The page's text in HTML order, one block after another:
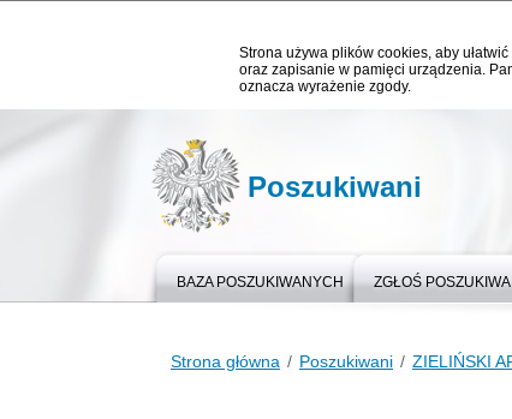
Strona używa plików cookies, aby
oraz zapisanie w pamięci urządzenia.
oznacza wyrażenie zgody.
Poszukiwani
BAZA POSZUKIWANYCH ZGŁOŚ
Strona główna Poszukiwani ZIELIŃSKI